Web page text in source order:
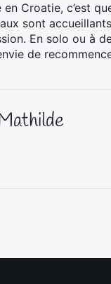
Croatie, c’est
sont
En solo ou à
de